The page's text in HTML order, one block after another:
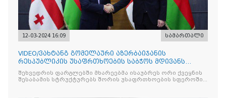
12-03-2024 16:09 სამართალი
VIDEO/ვახტანგ გომელაური აზერბაიჯანის
რესპუბლიკის უსაფრთხოების საბჭოს მდივანს
შეხვდა
შეხვედრის ფარგლებში მხარეებმა ისაუბრეს ორი ქვეყნის
შესაბამის სტრუქტურებს შორის უსაფრთხოების სფეროში